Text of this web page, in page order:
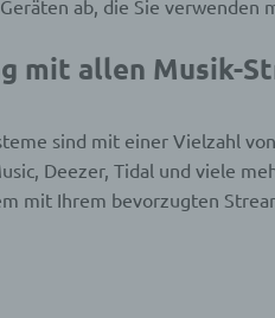
ab, die Sie verwenden
mit allen Musik-
sind mit einer Vielzahl
Deezer, Tidal und viele
mit Ihrem bevorzugten
Einschränkung der
personenbezogener Daten
e) Profiling